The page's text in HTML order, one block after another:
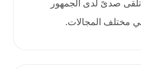
تلقى صدىً لدى الجمهور
مختلف المجالات.